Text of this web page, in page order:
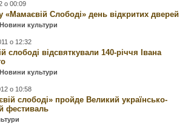
о 00:09
«Мамаєвій Слободі» день відкритих дверей
Новини культури
о 12:32
слободі відсвяткували 140-річчя Івана
Новини культури
о 10:58
слободі» пройде Великий українсько-
фестиваль